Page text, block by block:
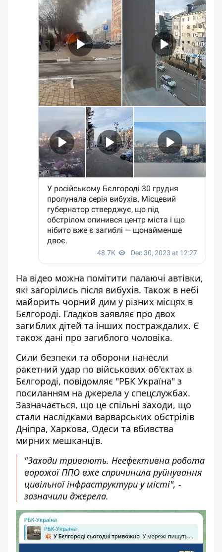
На відео можна помітити палаючі автівки,
які загорілись після вибухів. Також в небі
майорить чорний дим у різних місцях в
Бєлгороді. Гладков заявляє про двох
загиблих дітей та інших постраждалих. Є
також дані про загиблого чоловіка.
Сили безпеки та оборони нанесли
ракетний удар по військових об'єктах в
Бєлгороді, повідомляє "РБК Україна" з
посиланням на джерела у спецслужбах.
Зазначається, що це спільні заходи, що
стали наслідками варварських обстрілів
Дніпра, Харкова, Одеси та вбивства
мирних мешканців.
"Заходи тривають. Неефективна робота
ворожої ППО вже спричинила руйнування
цивільної інфраструктури у місті", -
зазначили джерела.